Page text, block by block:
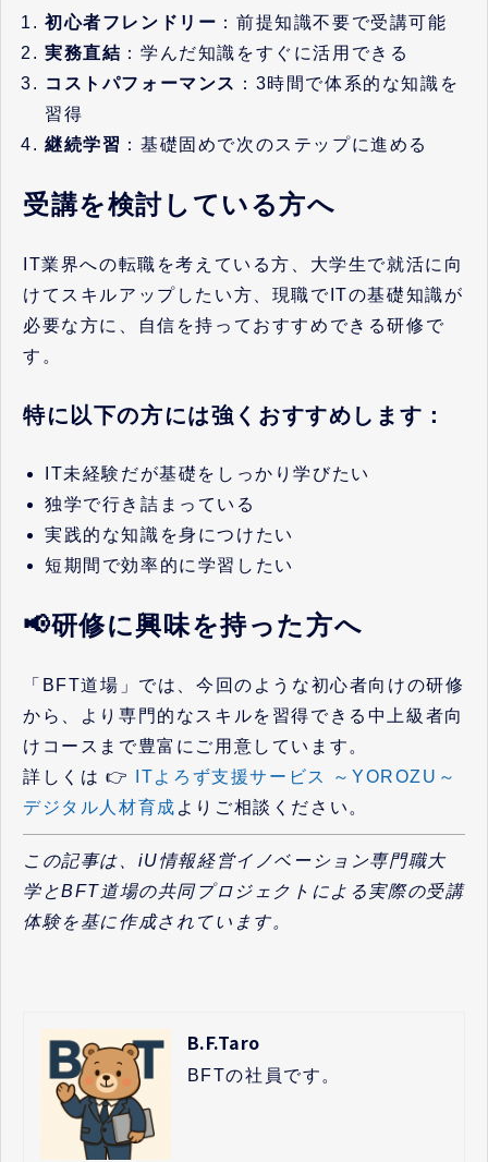
初心者フレンドリー ：前提知識不要で受講可能
実務直結 ：学んだ知識をすぐに活用できる
コストパフォーマンス ：3時間で体系的な知識を
習得
継続学習 ：基礎固めで次のステップに進める
受講を検討している方へ
IT業界への転職を考えている方、大学生で就活に向
けてスキルアップしたい方、現職でITの基礎知識が
必要な方に、自信を持っておすすめできる研修で
す。
特に以下の方には強くおすすめします：
IT未経験だが基礎をしっかり学びたい
独学で行き詰まっている
実践的な知識を身につけたい
短期間で効率的に学習したい
📢研修に興味を持った方へ
「BFT道場」では、今回のような初心者向けの研修
から、より専門的なスキルを習得できる中上級者向
けコースまで豊富にご用意しています。
詳しくは 👉
ITよろず支援サービス ～YOROZU～
デジタル人材育成 よりご相談ください。
この記事は、iU情報経営イノベーション専門職大
学とBFT道場の共同プロジェクトによる実際の受講
体験を基に作成されています。
B.F.Taro
BFTの社員です。